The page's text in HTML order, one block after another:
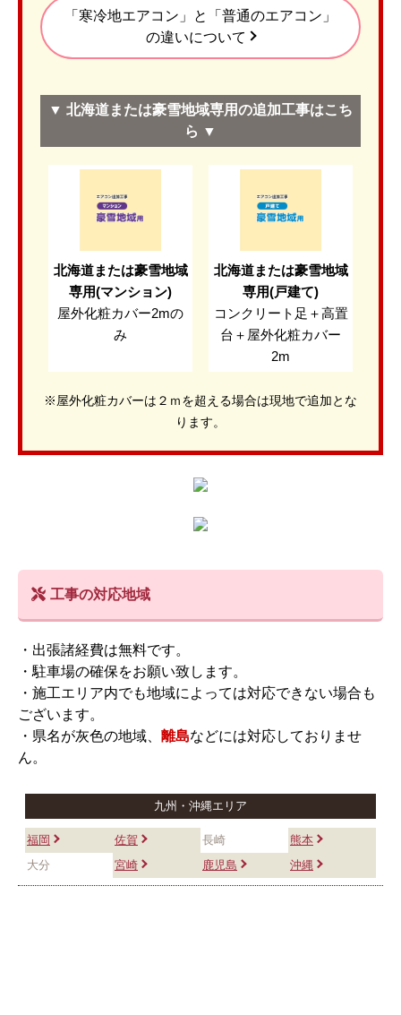
「寒冷地エアコン」と「普通のエアコン」
の違いについて
▼ 北海道または豪雪地域専用の追加工事はこち
ら ▼
北海道または豪雪地域
専用(マンション)
屋外化粧カバー2mの
み
北海道または豪雪地域
専用(戸建て)
コンクリート足＋高置
台＋屋外化粧カバー
2m
※屋外化粧カバーは２ｍを超える場合は現地で追加とな
ります。
工事の対応地域
・出張諸経費は無料です。
・駐車場の確保をお願い致します。
・施工エリア内でも地域によっては対応できない場合も
ございます。
・県名が灰色の地域、 離島などには対応しておりませ
ん。
九州・沖縄エリア
福岡 佐賀 長崎
熊本
大分
宮崎 鹿児島 沖縄